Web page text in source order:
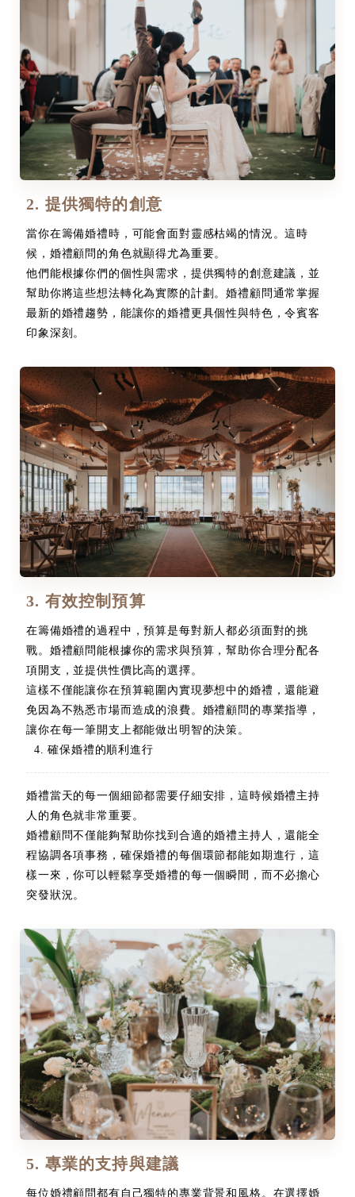
2. 提供獨特的創意
當你在籌備婚禮時，可能會面對靈感枯竭的情況。這時
候，婚禮顧問的角色就顯得尤為重要。
他們能根據你們的個性與需求，提供獨特的創意建議，並
幫助你將這些想法轉化為實際的計劃。婚禮顧問通常掌握
最新的婚禮趨勢，能讓你的婚禮更具個性與特色，令賓客
印象深刻。
3. 有效控制預算
在籌備婚禮的過程中，預算是每對新人都必須面對的挑
戰。婚禮顧問能根據你的需求與預算，幫助你合理分配各
項開支，並提供性價比高的選擇。
這樣不僅能讓你在預算範圍內實現夢想中的婚禮，還能避
免因為不熟悉市場而造成的浪費。婚禮顧問的專業指導，
讓你在每一筆開支上都能做出明智的決策。
4. 確保婚禮的順利進行
婚禮當天的每一個細節都需要仔細安排，這時候婚禮主持
人的角色就非常重要。
婚禮顧問不僅能夠幫助你找到合適的婚禮主持人，還能全
程協調各項事務，確保婚禮的每個環節都能如期進行，這
樣一來，你可以輕鬆享受婚禮的每一個瞬間，而不必擔心
突發狀況。
5. 專業的支持與建議
每位婚禮顧問都有自己獨特的專業背景和風格。在選擇婚